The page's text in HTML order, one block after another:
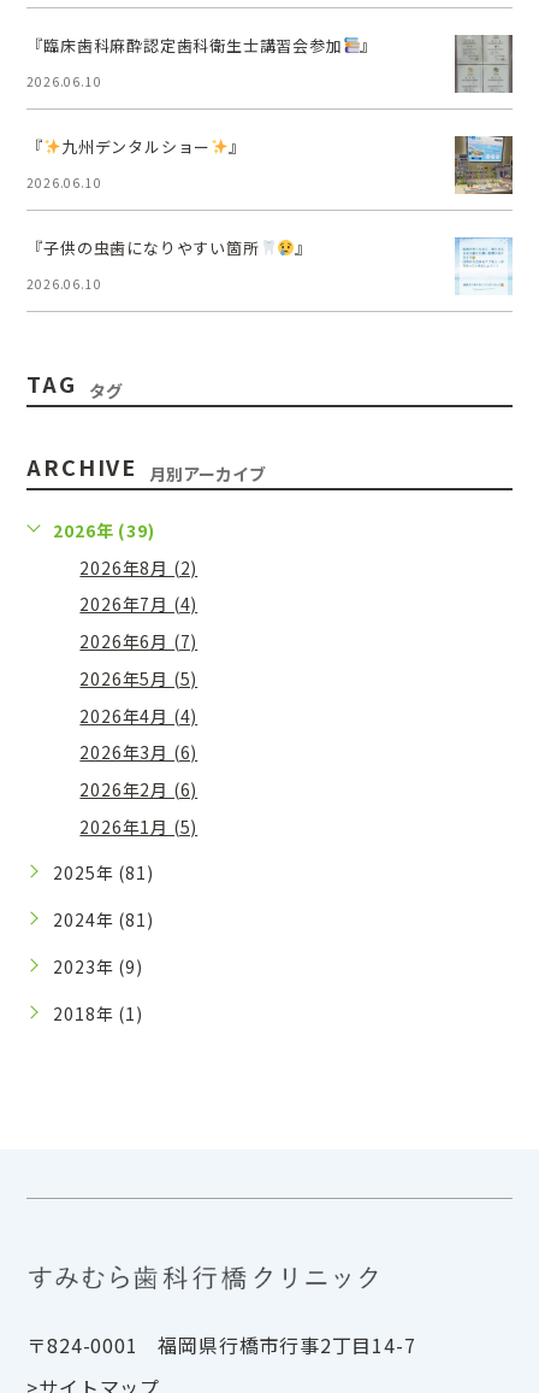
『臨床歯科麻酔認定歯科衛生士講習会参加 』
2026.06.10
『 九州デンタルショー 』
2026.06.10
『子供の虫歯になりやすい箇所 』
2026.06.10
TAG タグ
ARCHIVE 月別アーカイブ
2026年 (39)
2026年8月 (2)
2026年7月 (4)
2026年6月 (7)
2026年5月 (5)
2026年4月 (4)
2026年3月 (6)
2026年2月 (6)
2026年1月 (5)
2025年 (81)
2024年 (81)
2023年 (9)
2018年 (1)
〒824-0001 福岡県行橋市行事2丁目14-7
>サイトマップ